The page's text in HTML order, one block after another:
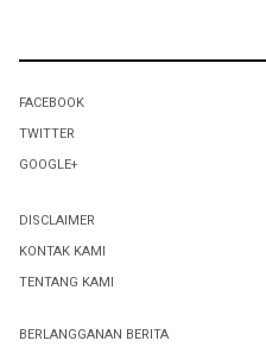
FACEBOOK
TWITTER
GOOGLE+
DISCLAIMER
KONTAK KAMI
TENTANG KAMI
BERLANGGANAN BERITA